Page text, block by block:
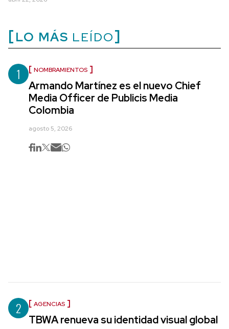
LO MÁS LEÍDO
1 NOMBRAMIENTOS
Armando Martínez es el nuevo Chief
Media Officer de Publicis Media
Colombia
agosto 5, 2026
2 AGENCIAS
TBWA renueva su identidad visual global